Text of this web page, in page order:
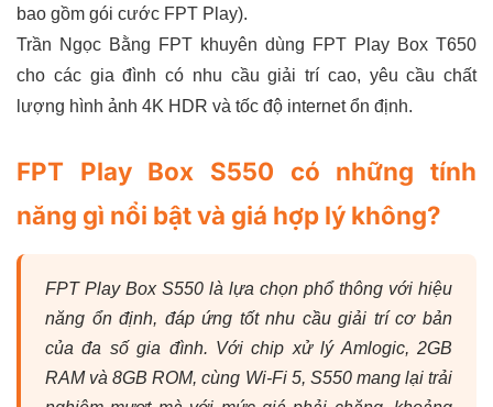
bao gồm gói cước FPT Play).
Trần Ngọc Bằng FPT khuyên dùng FPT Play Box T650
cho các gia đình có nhu cầu giải trí cao, yêu cầu chất
lượng hình ảnh 4K HDR và tốc độ internet ổn định.
FPT Play Box S550 có những tính
năng gì nổi bật và giá hợp lý không?
FPT Play Box S550 là lựa chọn phổ thông với hiệu
năng ổn định, đáp ứng tốt nhu cầu giải trí cơ bản
của đa số gia đình. Với chip xử lý Amlogic, 2GB
RAM và 8GB ROM, cùng Wi-Fi 5, S550 mang lại trải